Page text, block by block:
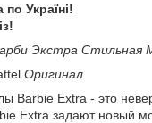
Україні!
Экстра Стильная
Оригинал
Barbie Extra - это
Extra задают новый